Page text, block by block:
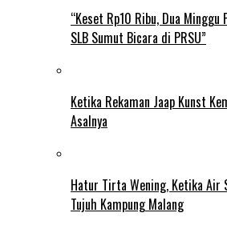
“Keset Rp10 Ribu, Dua
SLB Sumut Bicara di PRSU”
Ketika Rekaman Jaap Kunst
Asalnya
Hatur Tirta Wening, Ketika Air
Tujuh Kampung Malang